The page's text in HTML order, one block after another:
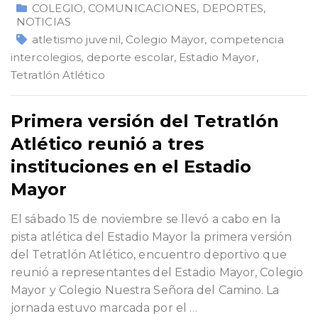
COLEGIO, COMUNICACIONES, DEPORTES,
NOTICIAS
atletismo juvenil, Colegio Mayor, competencia
intercolegios, deporte escolar, Estadio Mayor,
Tetratlón Atlético
Primera versión del Tetratlón
Atlético reunió a tres
instituciones en el Estadio
Mayor
El sábado 15 de noviembre se llevó a cabo en la
pista atlética del Estadio Mayor la primera versión
del Tetratlón Atlético, encuentro deportivo que
reunió a representantes del Estadio Mayor, Colegio
Mayor y Colegio Nuestra Señora del Camino. La
jornada estuvo marcada por el …